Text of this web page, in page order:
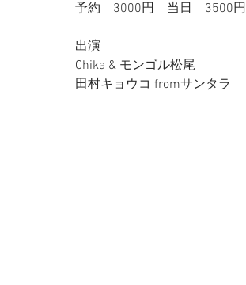
予約　3000円　当日　3500円
出演
Chika & モンゴル松尾
田村キョウコ fromサンタラ